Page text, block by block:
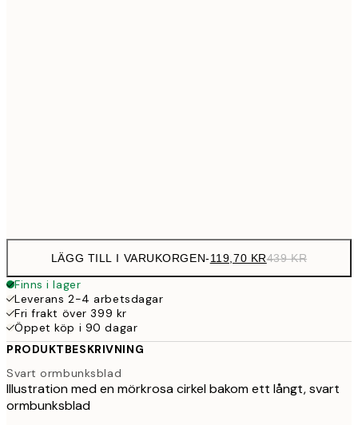
LÄGG TILL I VARUKORGEN-119,70 KR439 KR
Finns i lager
Leverans 2-4 arbetsdagar
Fri frakt över 399 kr
Öppet köp i 90 dagar
PRODUKTBESKRIVNING
Svart ormbunksblad
Illustration med en mörkrosa cirkel bakom ett långt, svart
ormbunksblad